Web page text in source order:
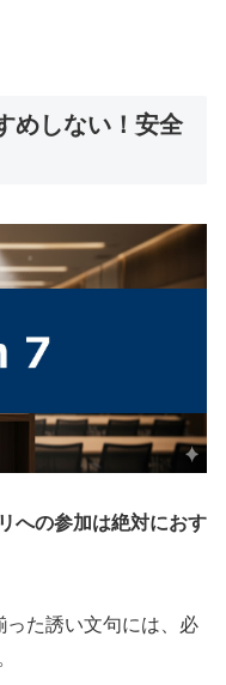
めしない！安全
への参加は絶対におす
った誘い文句には、必